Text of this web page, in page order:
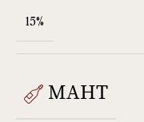
15%
MAHT